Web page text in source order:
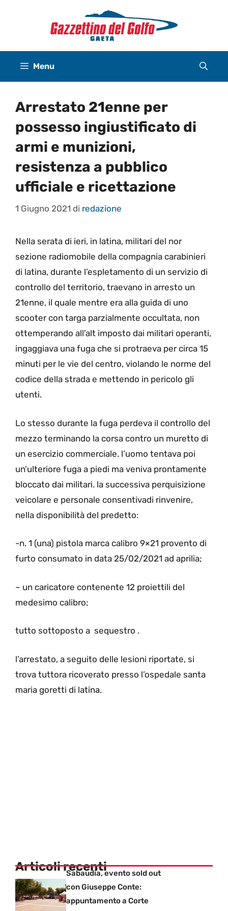
Menu
Arrestato 21enne per
possesso ingiustificato di
armi e munizioni,
resistenza a pubblico
ufficiale e ricettazione
1 Giugno 2021 di redazione
Nella serata di ieri, in latina, militari del nor
sezione radiomobile della compagnia carabinieri
di latina, durante l’espletamento di un servizio di
controllo del territorio, traevano in arresto un
21enne, il quale mentre era alla guida di uno
scooter con targa parzialmente occultata, non
ottemperando all’alt imposto dai militari operanti,
ingaggiava una fuga che si protraeva per circa 15
minuti per le vie del centro, violando le norme del
codice della strada e mettendo in pericolo gli
utenti.
Lo stesso durante la fuga perdeva il controllo del
mezzo terminando la corsa contro un muretto di
un esercizio commerciale. l’uomo tentava poi
un’ulteriore fuga a piedi ma veniva prontamente
bloccato dai militari. la successiva perquisizione
veicolare e personale consentivadi rinvenire,
nella disponibilità del predetto:
-n. 1 (una) pistola marca calibro 9×21 provento di
furto consumato in data 25/02/2021 ad aprilia;
– un caricatore contenente 12 proiettili del
medesimo calibro;
tutto sottoposto a sequestro .
l’arrestato, a seguito delle lesioni riportate, si
trova tuttora ricoverato presso l’ospedale santa
maria goretti di latina.
Articoli recentiSabaudia, evento sold out
con Giuseppe Conte:
appuntamento a Corte